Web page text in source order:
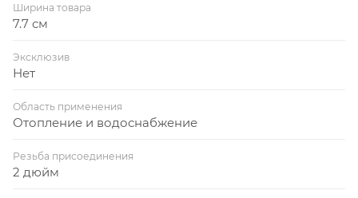
Ширина товара
7.7 см
Эксклюзив
Нет
Область применения
Отопление и водоснабжение
Резьба присоединения
2 дюйм